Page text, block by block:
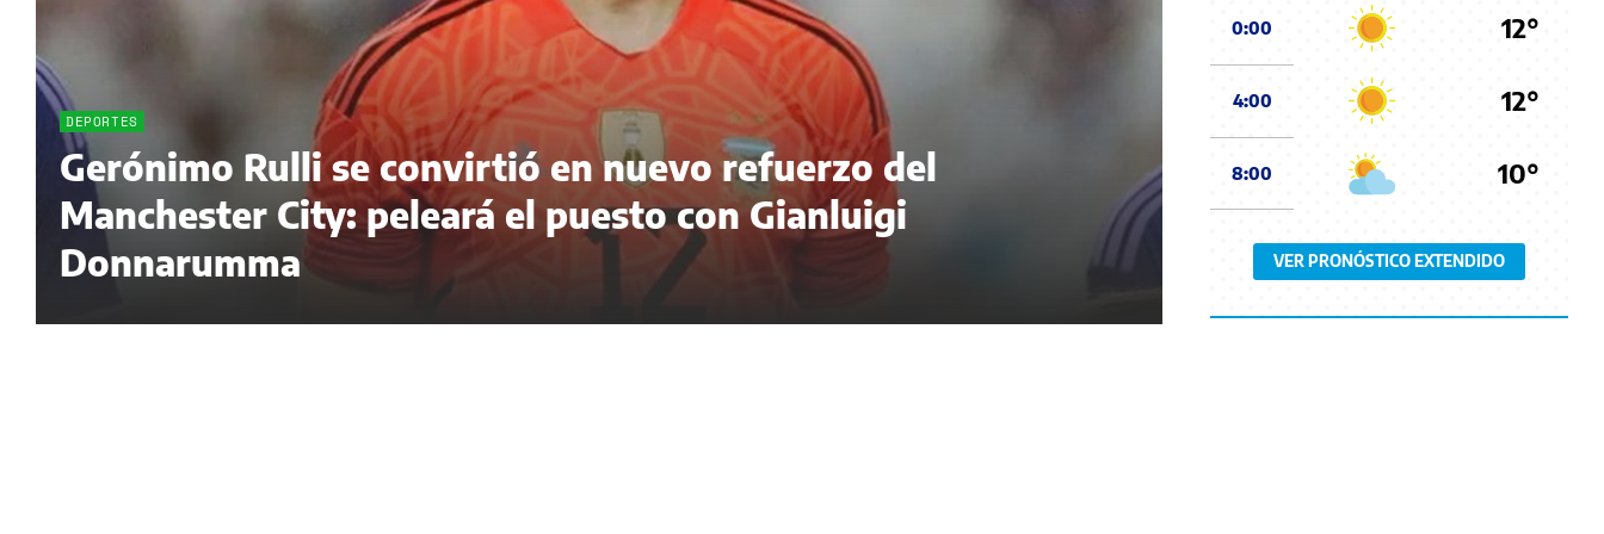
DEPORTES
Gerónimo Rulli se convirtió en nuevo refuerzo del
Manchester City: peleará el puesto con Gianluigi
Donnarumma
0:00 12°
4:00 12°
8:00 10°
VER PRONÓSTICO EXTENDIDO